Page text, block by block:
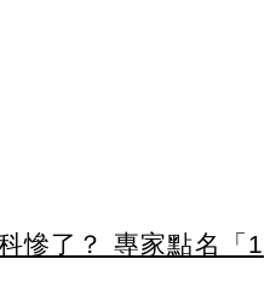
慘了？ 專家點名「1